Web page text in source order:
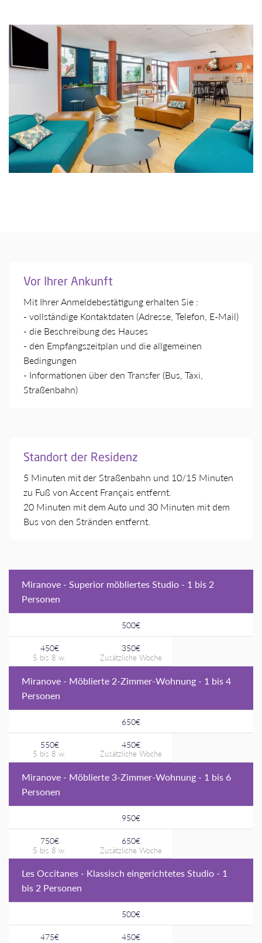
Vor Ihrer Ankunft
Mit Ihrer Anmeldebestätigung erhalten Sie :
- vollständige Kontaktdaten (Adresse, Telefon, E-Mail)
- die Beschreibung des Hauses
- den Empfangszeitplan und die allgemeinen
Bedingungen
- Informationen über den Transfer (Bus, Taxi,
Straßenbahn)
Standort der Residenz
5 Minuten mit der Straßenbahn und 10/15 Minuten
zu Fuß von Accent Français entfernt.
20 Minuten mit dem Auto und 30 Minuten mit dem
Bus von den Stränden entfernt.
Miranove - Superior möbliertes Studio - 1 bis 2
Personen
500€
450€
350€
Miranove - Möblierte 2-Zimmer-Wohnung - 1 bis 4
Personen
650€
550€
450€
Miranove - Möblierte 3-Zimmer-Wohnung - 1 bis 6
Personen
950€
750€
650€
Les Occitanes - Klassisch eingerichtetes Studio - 1
bis 2 Personen
500€
475€
450€